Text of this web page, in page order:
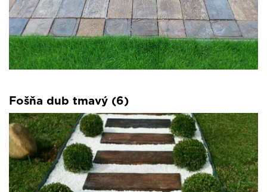
Fošňa dub tmavý (6)